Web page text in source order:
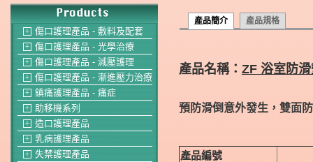
＋ 傷口護理產品 - 敷料及配套
＋ 傷口護理產品 - 光學治療
＋ 傷口護理產品 - 減壓護理
＋ 傷口護理產品 - 漸進壓力治療
＋ 鎮痛護理產品 - 痛症
＋ 助移機系列
＋ 造口護理產品
＋ 乳病護理產品
＋ 失禁護理產品
產品簡介 產品規格
產品名稱： ZF 浴室防
預防滑倒意外發生，雙面
產品編號